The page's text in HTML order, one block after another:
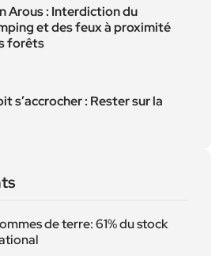
Arous : Interdiction du
et des feux à proximité
forêts
s’accrocher : Rester sur la
de terre: 61% du stock